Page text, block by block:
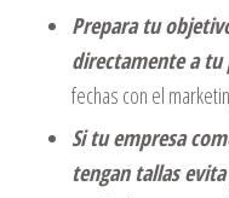
Prepara tu
directamente a
fechas con el
Si tu empresa
tengan tallas